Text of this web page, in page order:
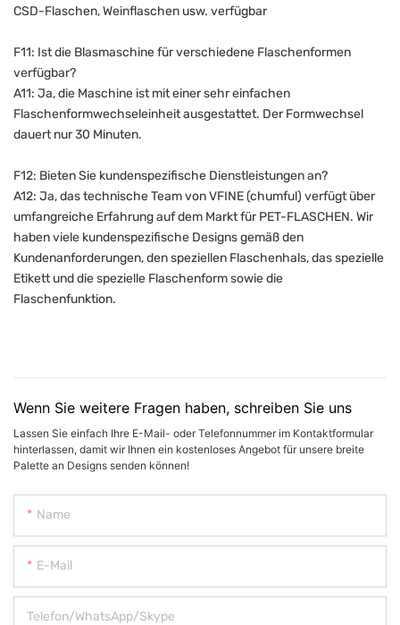
CSD-Flaschen, Weinflaschen usw. verfügbar
F11: Ist die Blasmaschine für verschiedene Flaschenformen
verfügbar?
A11: Ja, die Maschine ist mit einer sehr einfachen
Flaschenformwechseleinheit ausgestattet. Der Formwechsel
dauert nur 30 Minuten.
F12: Bieten Sie kundenspezifische Dienstleistungen an?
A12: Ja, das technische Team von VFINE (chumful) verfügt über
umfangreiche Erfahrung auf dem Markt für PET-FLASCHEN. Wir
haben viele kundenspezifische Designs gemäß den
Kundenanforderungen, den speziellen Flaschenhals, das spezielle
Etikett und die spezielle Flaschenform sowie die
Flaschenfunktion.
Wenn Sie weitere Fragen haben, schreiben Sie uns
Lassen Sie einfach Ihre E-Mail- oder Telefonnummer im Kontaktformular
hinterlassen, damit wir Ihnen ein kostenloses Angebot für unsere breite
Palette an Designs senden können!
Name
E-Mail
Telefon/WhatsApp/Skype